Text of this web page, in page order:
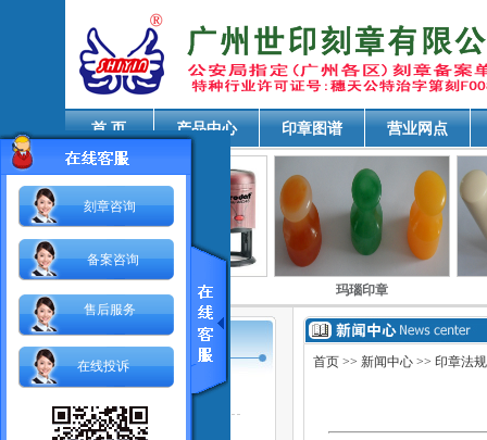
首 页 产品中心 印章图谱 营业网点
自动回墨铜印 玛瑙印章
企业新闻
首页 >> 新闻中心 >> 印章法
刻章咨询
备案咨询
售后服务
在线投诉